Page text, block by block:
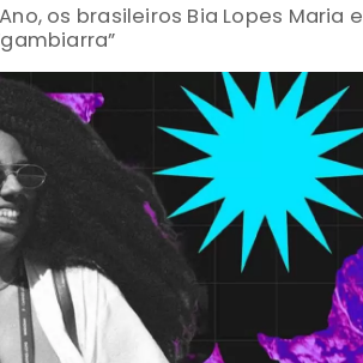
os brasileiros Bia Lopes Maria e